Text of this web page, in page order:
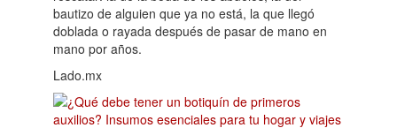
bautizo de alguien que ya no está, la que llegó
doblada o rayada después de pasar de mano en
mano por años.
Lado.mx